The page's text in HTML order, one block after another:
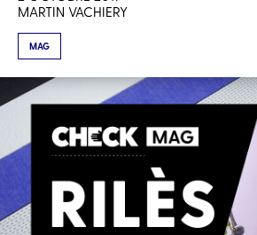
MARTIN VACHIERY
MAG